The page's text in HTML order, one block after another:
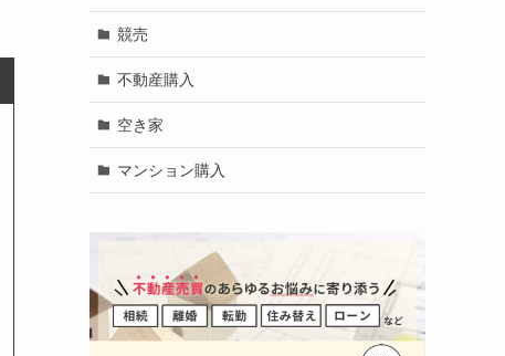
競売
不動産購入
空き家
マンション購入